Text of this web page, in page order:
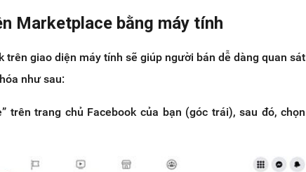
Marketplace bằng máy tính
trên giao diện máy tính sẽ giúp người bán dễ dàng quan sát
như sau:
trên trang chủ Facebook của bạn (góc trái), sau đó, chọn